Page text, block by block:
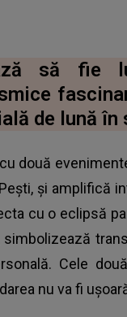
să fie
de lună în
două
și amplifică
cu o eclipsă
Cele
nu va fi